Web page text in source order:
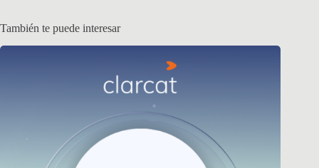
También te puede interesar